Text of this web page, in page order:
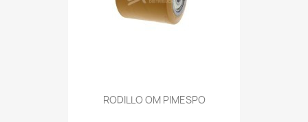
RODILLO OM PIMESPO